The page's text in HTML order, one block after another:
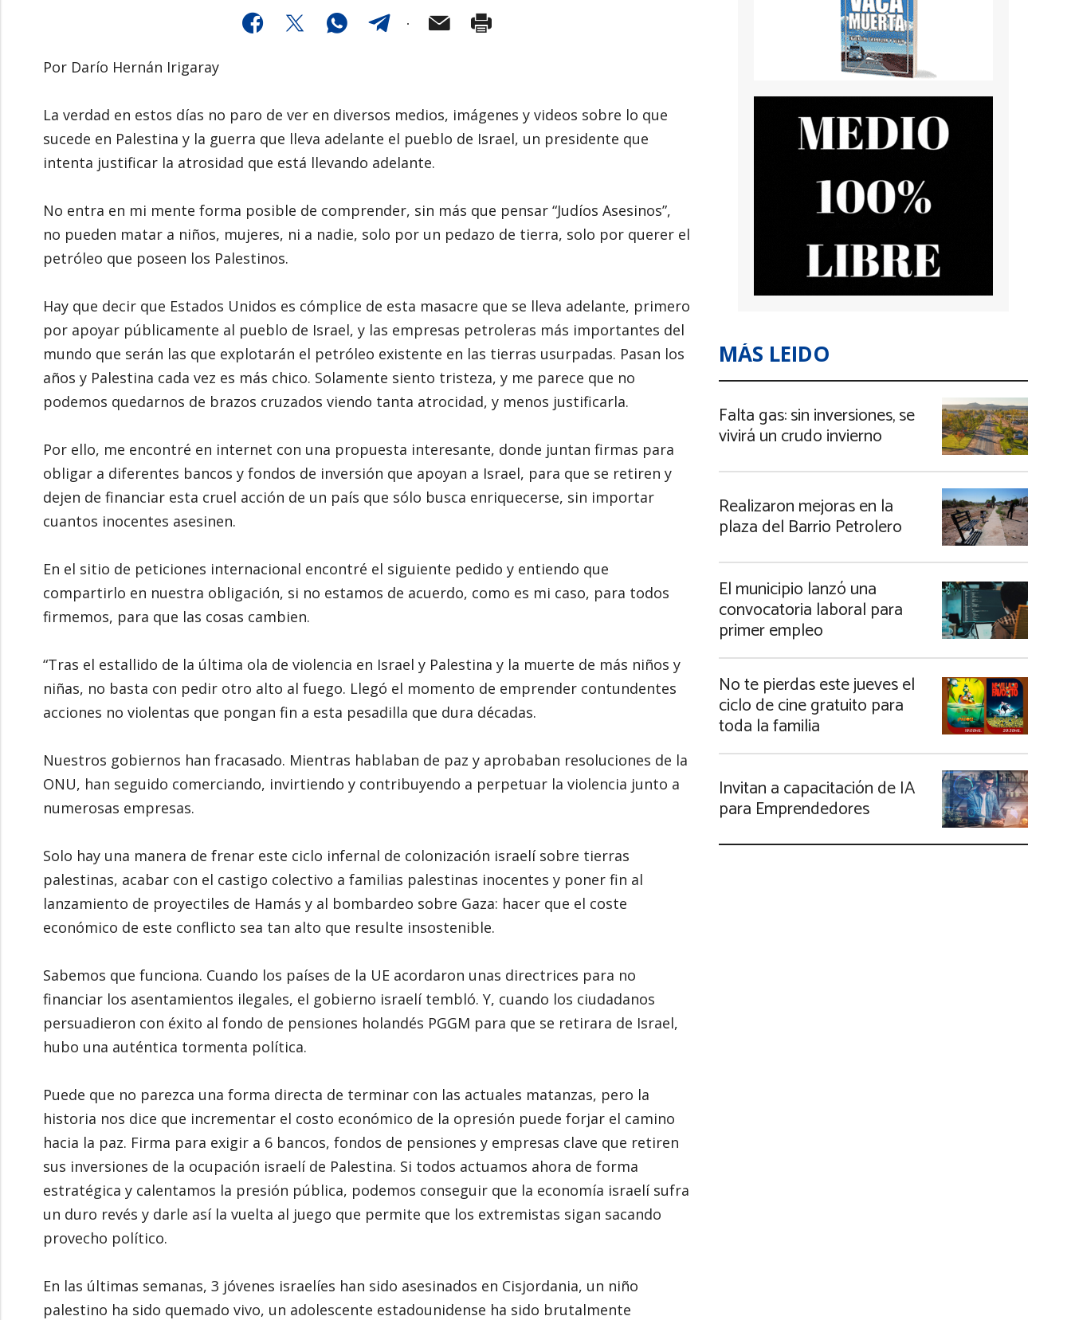
Por Darío Hernán Irigaray
La verdad en estos días no paro de ver en diversos medios, imágenes y videos sobre lo que
sucede en Palestina y la guerra que lleva adelante el pueblo de Israel, un presidente que
intenta justificar la atrosidad que está llevando adelante.
No entra en mi mente forma posible de comprender, sin más que pensar “Judíos Asesinos”,
no pueden matar a niños, mujeres, ni a nadie, solo por un pedazo de tierra, solo por querer el
petróleo que poseen los Palestinos.
Hay que decir que Estados Unidos es cómplice de esta masacre que se lleva adelante, primero
por apoyar públicamente al pueblo de Israel, y las empresas petroleras más importantes del
mundo que serán las que explotarán el petróleo existente en las tierras usurpadas. Pasan los
años y Palestina cada vez es más chico. Solamente siento tristeza, y me parece que no
podemos quedarnos de brazos cruzados viendo tanta atrocidad, y menos justificarla.
Por ello, me encontré en internet con una propuesta interesante, donde juntan firmas para
obligar a diferentes bancos y fondos de inversión que apoyan a Israel, para que se retiren y
dejen de financiar esta cruel acción de un país que sólo busca enriquecerse, sin importar
cuantos inocentes asesinen.
En el sitio de peticiones internacional encontré el siguiente pedido y entiendo que
compartirlo en nuestra obligación, si no estamos de acuerdo, como es mi caso, para todos
firmemos, para que las cosas cambien.
“Tras el estallido de la última ola de violencia en Israel y Palestina y la muerte de más niños y
niñas, no basta con pedir otro alto al fuego. Llegó el momento de emprender contundentes
acciones no violentas que pongan fin a esta pesadilla que dura décadas.
Nuestros gobiernos han fracasado. Mientras hablaban de paz y aprobaban resoluciones de la
ONU, han seguido comerciando, invirtiendo y contribuyendo a perpetuar la violencia junto a
numerosas empresas.
Solo hay una manera de frenar este ciclo infernal de colonización israelí sobre tierras
palestinas, acabar con el castigo colectivo a familias palestinas inocentes y poner fin al
lanzamiento de proyectiles de Hamás y al bombardeo sobre Gaza: hacer que el coste
económico de este conflicto sea tan alto que resulte insostenible.
Sabemos que funciona. Cuando los países de la UE acordaron unas directrices para no
financiar los asentamientos ilegales, el gobierno israelí tembló. Y, cuando los ciudadanos
persuadieron con éxito al fondo de pensiones holandés PGGM para que se retirara de Israel,
hubo una auténtica tormenta política.
Puede que no parezca una forma directa de terminar con las actuales matanzas, pero la
historia nos dice que incrementar el costo económico de la opresión puede forjar el camino
hacia la paz. Firma para exigir a 6 bancos, fondos de pensiones y empresas clave que retiren
sus inversiones de la ocupación israelí de Palestina. Si todos actuamos ahora de forma
estratégica y calentamos la presión pública, podemos conseguir que la economía israelí sufra
un duro revés y darle así la vuelta al juego que permite que los extremistas sigan sacando
provecho político.
En las últimas semanas, 3 jóvenes israelíes han sido asesinados en Cisjordania, un niño
palestino ha sido quemado vivo, un adolescente estadounidense ha sido brutalmente
MÁS LEIDO
Falta gas: sin inversiones, se
vivirá un crudo invierno
Realizaron mejoras en la
plaza del Barrio Petrolero
El municipio lanzó una
convocatoria laboral para
primer empleo
No te pierdas este jueves el
ciclo de cine gratuito para
toda la familia
Invitan a capacitación de IA
para Emprendedores